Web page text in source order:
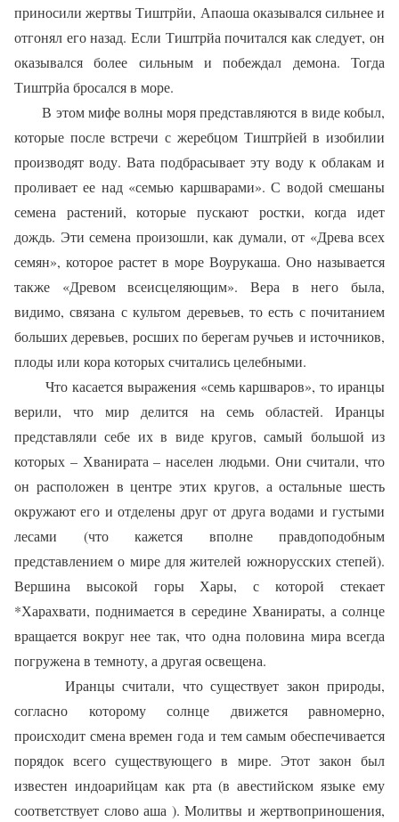
приносили жертвы Тиштрйи, Апаоша оказывался сильнее и
отгонял его назад. Если Тиштрйа почитался как следует, он
оказывался более сильным и побеждал демона. Тогда
Тиштрйа бросался в море.
В этом мифе волны моря представляются в виде кобыл,
которые после встречи с жеребцом Тиштрйей в изобилии
производят воду. Вата подбрасывает эту воду к облакам и
проливает ее над «семью каршварами». С водой смешаны
семена растений, которые пускают ростки, когда идет
дождь. Эти семена произошли, как думали, от «Древа всех
семян», которое растет в море Воурукаша. Оно называется
также «Древом всеисцеляющим». Вера в него была,
видимо, связана с культом деревьев, то есть с почитанием
больших деревьев, росших по берегам ручьев и источников,
плоды или кора которых считались целебными.
Что касается выражения «семь каршваров», то иранцы
верили, что мир делится на семь областей. Иранцы
представляли себе их в виде кругов, самый большой из
которых – Хванирата – населен людьми. Они считали, что
он расположен в центре этих кругов, а остальные шесть
окружают его и отделены друг от друга водами и густыми
лесами (что кажется вполне правдоподобным
представлением о мире для жителей южнорусских степей).
Вершина высокой горы Хары, с которой стекает
*Харахвати, поднимается в середине Хванираты, а солнце
вращается вокруг нее так, что одна половина мира всегда
погружена в темноту, а другая освещена.
Иранцы считали, что существует закон природы,
согласно которому солнце движется равномерно,
происходит смена времен года и тем самым обеспечивается
порядок всего существующего в мире. Этот закон был
известен индоарийцам как рта (в авестийском языке ему
соответствует слово аша ). Молитвы и жертвоприношения,